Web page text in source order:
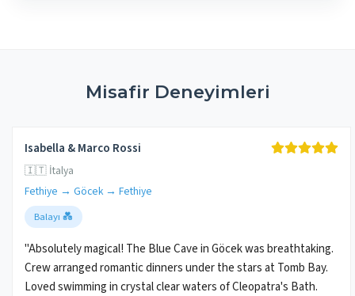
Misafir Deneyimleri
Isabella & Marco Rossi
🇮🇹 İtalya
Fethiye → Göcek → Fethiye
Balayı 💑
"Absolutely magical! The Blue Cave in Göcek was breathtaking.
Crew arranged romantic dinners under the stars at Tomb Bay.
Loved swimming in crystal clear waters of Cleopatra's Bath.